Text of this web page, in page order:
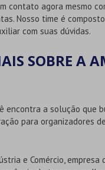
contato agora mesmo
. Nosso time é
com suas dúvidas.
SOBRE A
encontra a solução que
para organizadores
e Comércio,